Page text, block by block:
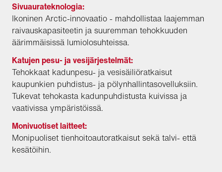
Sivuaurateknologia:
Ikoninen Arctic-innovaatio - mahdollistaa laajemman
raivauskapasiteetin ja suuremman tehokkuuden
äärimmäisissä lumiolosuhteissa.
Katujen pesu- ja vesijärjestelmät:
Tehokkaat kadunpesu- ja vesisäiliöratkaisut
kaupunkien puhdistus- ja pölynhallintasovelluksiin.
Tukevat tehokasta kadunpuhdistusta kuivissa ja
vaativissa ympäristöissä.
Monivuotiset laitteet:
Monipuoliset tienhoitoautoratkaisut sekä talvi- että
kesätöihin.